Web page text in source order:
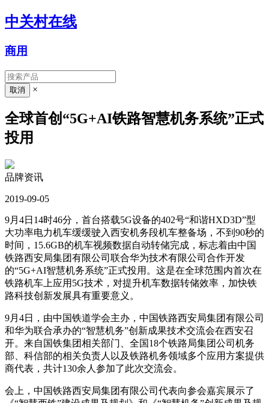
中关村在线
商用
×
全球首创“5G+AI铁路智慧机务系统”正式
投用
品牌资讯
2019-09-05
9月4日14时46分，首台搭载5G设备的402号“和谐HXD3D”型
大功率电力机车缓缓驶入西安机务段机车整备场，不到90秒的
时间，15.6GB的机车视频数据自动转储完成，标志着由中国
铁路西安局集团有限公司联合华为技术有限公司合作开发
的“5G+AI智慧机务系统”正式投用。这是在全球范围内首次在
铁路机车上应用5G技术，对提升机车数据转储效率，加快铁
路科技创新发展具有重要意义。
9月4日，由中国铁道学会主办，中国铁路西安局集团有限公司
和华为联合承办的“智慧机务”创新成果技术交流会在西安召
开。来自国铁集团相关部门、全国18个铁路局集团公司机务
部、科信部的相关负责人以及铁路机务领域多个应用方案提供
商代表，共计130余人参加了此次交流会。
会上，中国铁路西安局集团有限公司代表向参会嘉宾展示了